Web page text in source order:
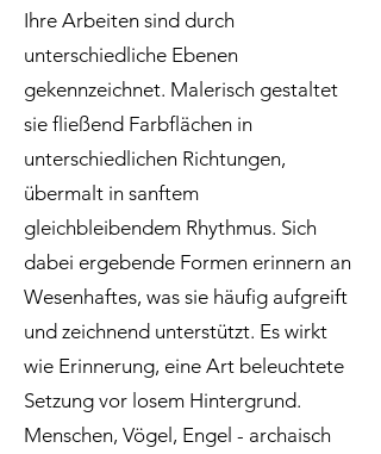
Ihre Arbeiten sind durch
unterschiedliche Ebenen
gekennzeichnet. Malerisch gestaltet
sie fließend Farbflächen in
unterschiedlichen Richtungen,
übermalt in sanftem
gleichbleibendem Rhythmus. Sich
dabei ergebende Formen erinnern an
Wesenhaftes, was sie häufig aufgreift
und zeichnend unterstützt. Es wirkt
wie Erinnerung, eine Art beleuchtete
Setzung vor losem Hintergrund.
Menschen, Vögel, Engel - archaisch